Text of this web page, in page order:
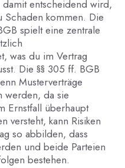
entscheidend wird,
kommen. Die
spielt eine zentrale
was du im Vertrag
Die §§ 305 ff. BGB
Musterverträge
werden, da sie
Ernstfall überhaupt
versteht, kann Risiken
so abbilden, dass
und beide Parteien
bestehen.